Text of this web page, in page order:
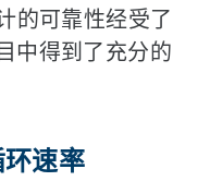
的可靠性经受了
中得到了充分的
速率